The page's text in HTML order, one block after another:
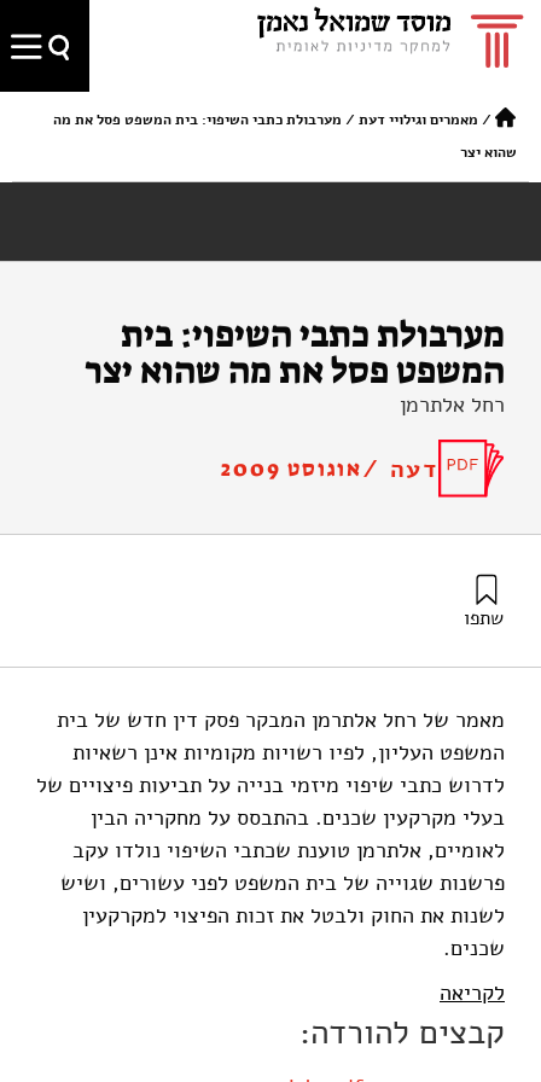
/ מאמרים וגילויי דעת / מערבולת כתבי השיפוי: בית המשפט פסל את מה
שהוא יצר
מערבולת כתבי השיפוי: בית
המשפט פסל את מה שהוא יצר
רחל אלתרמן
דעה /אוגוסט 2009
שתפו
מאמר של רחל אלתרמן המבקר פסק דין חדש של בית
המשפט העליון, לפיו רשויות מקומיות אינן רשאיות
לדרוש כתבי שיפוי מיזמי בנייה על תביעות פיצויים של
בעלי מקרקעין שכנים. בהתבסס על מחקריה הבין
לאומיים, אלתרמן טוענת שכתבי השיפוי נולדו עקב
פרשנות שגוייה של בית המשפט לפני עשורים, ושיש
לשנות את החוק ולבטל את זכות הפיצוי למקרקעין
שכנים.
לקריאה
קבצים להורדה: